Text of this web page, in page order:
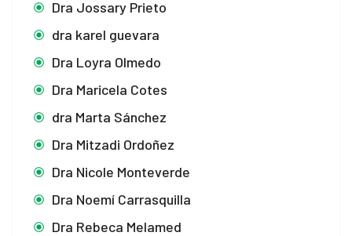
Dra Jossary Prieto
dra karel guevara
Dra Loyra Olmedo
Dra Maricela Cotes
dra Marta Sánchez
Dra Mitzadi Ordoñez
Dra Nicole Monteverde
Dra Noemí Carrasquilla
Dra Rebeca Melamed